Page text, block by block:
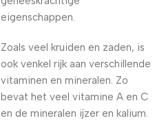
eigenschappen.
Zoals veel kruiden en zaden, is
ook venkel rijk aan verschillende
vitaminen en mineralen. Zo
bevat het veel vitamine A en C
en de mineralen ijzer en kalium.